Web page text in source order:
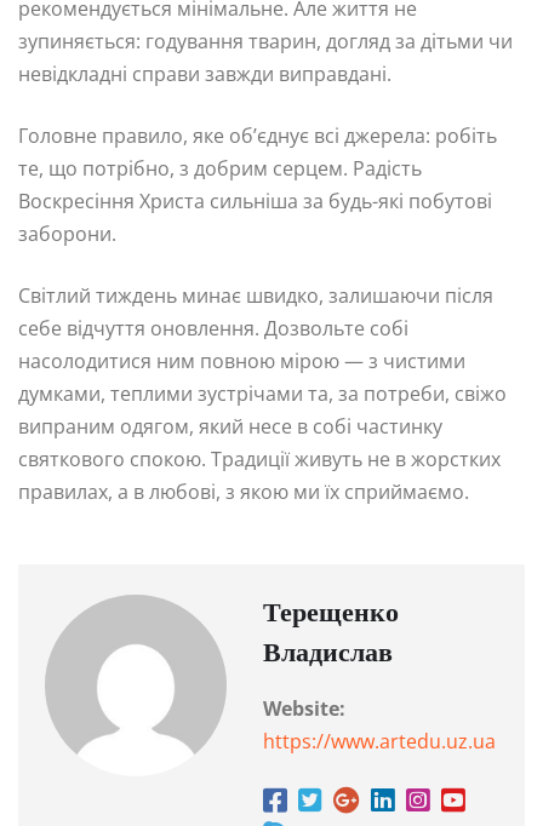
рекомендується мінімальне. Але життя не
зупиняється: годування тварин, догляд за дітьми чи
невідкладні справи завжди виправдані.
Головне правило, яке об’єднує всі джерела: робіть
те, що потрібно, з добрим серцем. Радість
Воскресіння Христа сильніша за будь-які побутові
заборони.
Світлий тиждень минає швидко, залишаючи після
себе відчуття оновлення. Дозвольте собі
насолодитися ним повною мірою — з чистими
думками, теплими зустрічами та, за потреби, свіжо
випраним одягом, який несе в собі частинку
святкового спокою. Традиції живуть не в жорстких
правилах, а в любові, з якою ми їх сприймаємо.
Терещенко
Владислав
Website:
https://www.artedu.uz.ua